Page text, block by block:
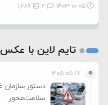
۱۴۰۳-۱۰-۰۵ 1,689
تایم لاین با عکس
۱۴۰۵-۰۵-۱۷
سلامت‌محور